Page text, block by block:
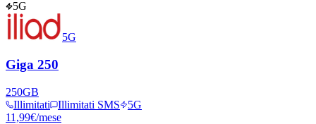
5G
5G
Giga 250
250GB
Illimitati
Illimitati SMS
5G
11,99€/mese